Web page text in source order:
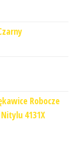
Robocze
4131X